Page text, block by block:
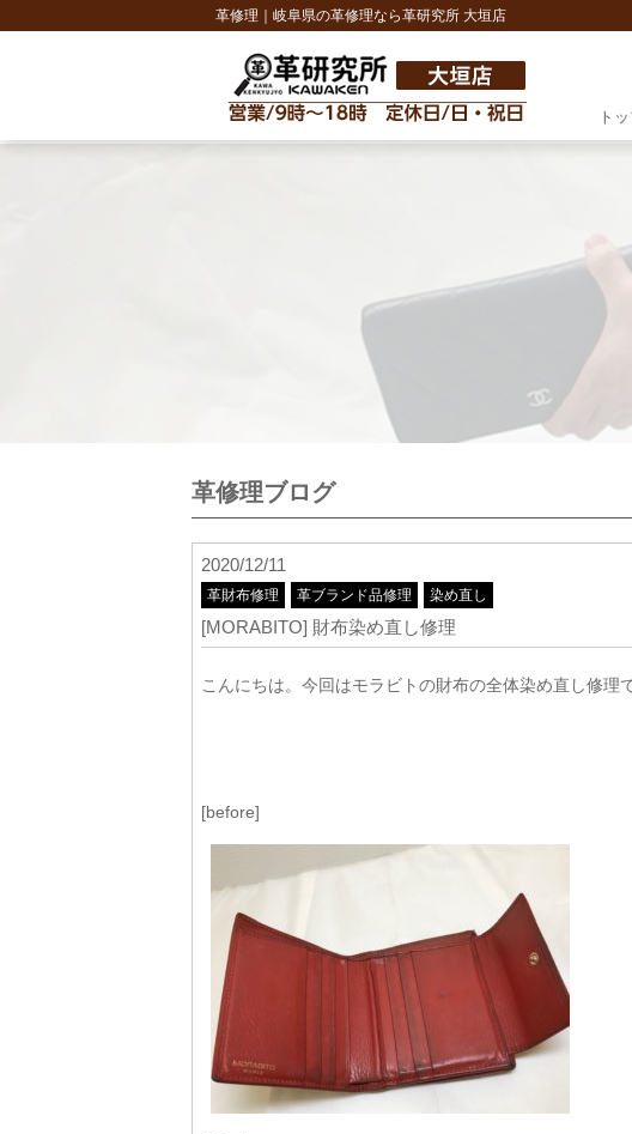
革修理｜岐阜県の革修理なら革研究所 大垣店
ト
革修理ブログ
2020/12/11
革財布修理 革ブランド品修理 染め直し
[MORABITO] 財布染め直し修理
こんにちは。今回はモラビトの財布の全体染め直し修理
[before]